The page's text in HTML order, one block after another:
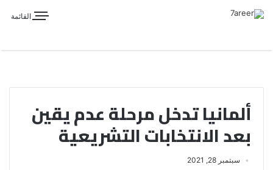
القائمة
ألمانيا تدخل مرحلة عدم يقين
بعد الانتخابات التشريعية
سبتمبر 28, 2021